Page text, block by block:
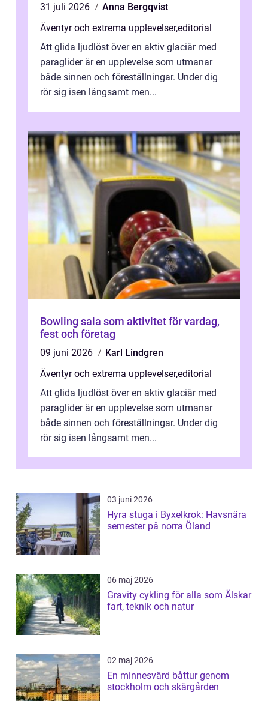
31 juli 2026
Anna Bergqvist
Äventyr och extrema upplevelser,editorial
Att glida ljudlöst över en aktiv glaciär med
paraglider är en upplevelse som utmanar
både sinnen och föreställningar. Under dig
rör sig isen långsamt men...
Bowling sala som aktivitet för vardag,
fest och företag
09 juni 2026
Karl Lindgren
Äventyr och extrema upplevelser,editorial
Att glida ljudlöst över en aktiv glaciär med
paraglider är en upplevelse som utmanar
både sinnen och föreställningar. Under dig
rör sig isen långsamt men...
03 juni 2026
Hyra stuga i Byxelkrok: Havsnära
semester på norra Öland
06 maj 2026
Gravity cykling för alla som Älskar
fart, teknik och natur
02 maj 2026
En minnesvärd båttur genom
stockholm och skärgården